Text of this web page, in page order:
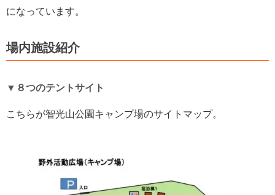
になっています。
場内施設紹介
▼８つのテントサイト
こちらが智光山公園キャンプ場のサイトマップ。